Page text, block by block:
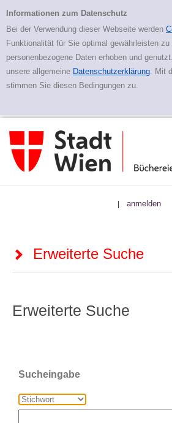
Erweiterte Suche
Informationen zum Datenschutz
Bei der Verwendung dieser Webseite werden
Funktionalität für Sie optimal gewährleisten
personenbezogene Daten erhoben und
unsere allgemeine Datenschutzerklärung. Mit
stimmen Sie diesen Bedingungen zu.
| anmelden
Erweiterte Suche
Erweiterte Suche
Sucheingabe